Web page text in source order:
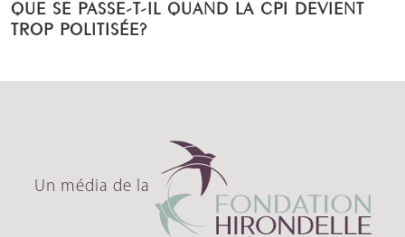
QUE SE PASSE-T-IL QUAND LA CPI DEVIENT
TROP POLITISÉE?
Un média de la